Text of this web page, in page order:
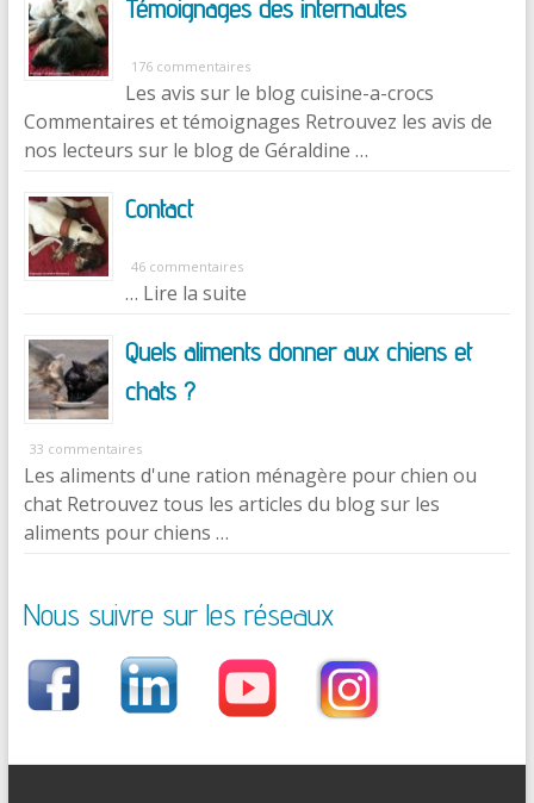
Témoignages des internautes
176 commentaires
Les avis sur le blog cuisine-a-crocs
Commentaires et témoignages Retrouvez les avis de
nos lecteurs sur le blog de Géraldine …
Contact
46 commentaires
… Lire la suite
Quels aliments donner aux chiens et
chats ?
33 commentaires
Les aliments d'une ration ménagère pour chien ou
chat Retrouvez tous les articles du blog sur les
aliments pour chiens …
Nous suivre sur les réseaux